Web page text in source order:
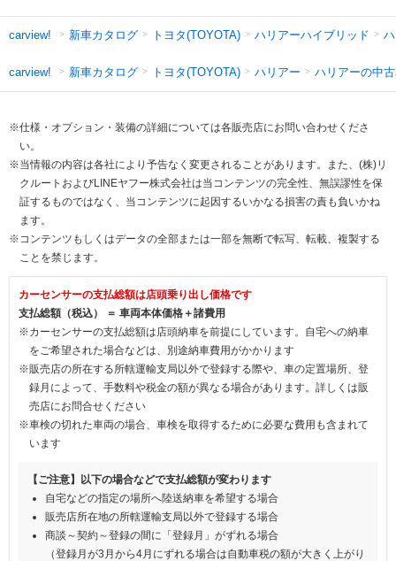
carview! 新車カタログ トヨタ(TOYOTA) ハリアーハイブリッド
carview! 新車カタログ トヨタ(TOYOTA) ハリアー ハリアーの中
※仕様・オプション・装備の詳細については各販売店にお問い合わせくださ
い。
※当情報の内容は各社により予告なく変更されることがあります。また、(株)リ
クルートおよびLINEヤフー株式会社は当コンテンツの完全性、無誤謬性を保
証するものではなく、当コンテンツに起因するいかなる損害の責も負いかね
ます。
※コンテンツもしくはデータの全部または一部を無断で転写、転載、複製する
ことを禁じます。
カーセンサーの支払総額は店頭乗り出し価格です
支払総額（税込） ＝ 車両本体価格＋諸費用
※カーセンサーの支払総額は店頭納車を前提にしています。自宅への納車
をご希望された場合などは、別途納車費用がかかります
※販売店の所在する所轄運輸支局以外で登録する際や、車の定置場所、登
録月によって、手数料や税金の額が異なる場合があります。詳しくは販
売店にお問合せください
※車検の切れた車両の場合、車検を取得するために必要な費用も含まれて
います
【ご注意】以下の場合などで支払総額が変わります
自宅などの指定の場所へ陸送納車を希望する場合
販売店所在地の所轄運輸支局以外で登録する場合
商談～契約～登録の間に「登録月」がずれる場合
（登録月が3月から4月にずれる場合は自動車税の額が大きく上がり